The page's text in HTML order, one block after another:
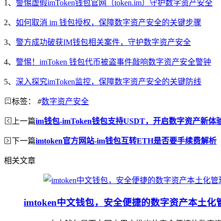
1、 警惕虚假imToken钱包官网（token.im）守护数字资产安全
2、 如何取消 im 钱包授权，保障数字资产安全的关键步骤
3、 警方成功破获IM钱包相关案件，守护数字资产安全
4、 警惕！imToken 钱包代币被盗事件敲响数字资产安全警钟
5、 深入探究imToken监控，保障数字资产安全的关键防线
标签： #数字资产安全
上一篇im钱包-imToken钱包支持USDT，开启数字资产新体
下一篇imtoken官方网站-im钱包互转ETH是否要手续费解析
相关文章
imtoken中文钱包，安全便捷的数字资产本土化